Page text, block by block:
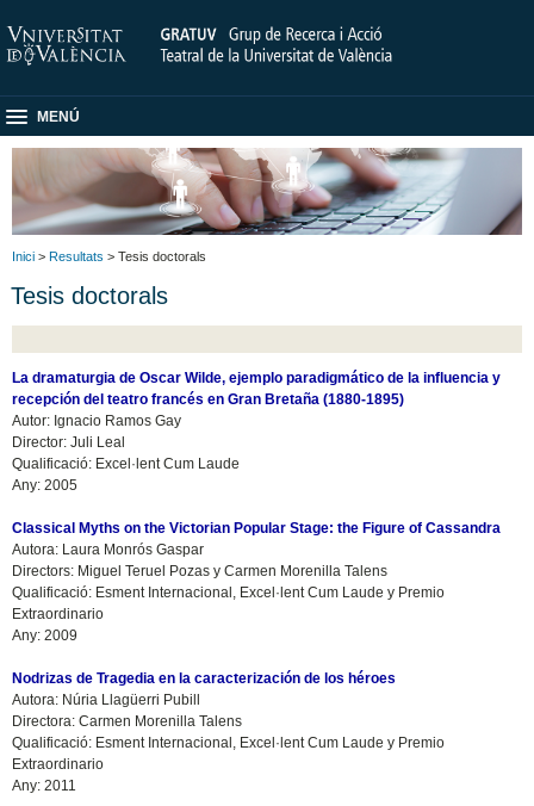
MENÚ
Inici > Resultats > Tesis doctorals
Tesis doctorals
La dramaturgia de Oscar Wilde, ejemplo paradigmático de la influencia y
recepción del teatro francés en Gran Bretaña (1880-1895)
Autor: Ignacio Ramos Gay
Director: Juli Leal
Qualificació: Excel·lent Cum Laude
Any: 2005
Classical Myths on the Victorian Popular Stage: the Figure of Cassandra
Autora: Laura Monrós Gaspar
Directors: Miguel Teruel Pozas y Carmen Morenilla Talens
Qualificació: Esment Internacional, Excel·lent Cum Laude y Premio
Extraordinario
Any: 2009
Nodrizas de Tragedia en la caracterización de los héroes
Autora: Núria Llagüerri Pubill
Directora: Carmen Morenilla Talens
Qualificació: Esment Internacional, Excel·lent Cum Laude y Premio
Extraordinario
Any: 2011